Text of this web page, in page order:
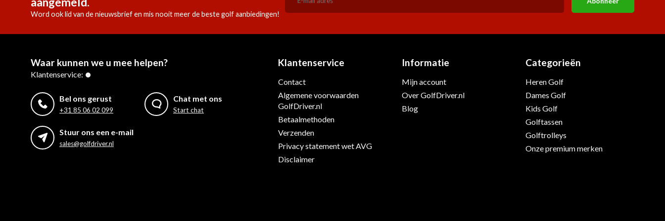
Word ook lid van de nieuwsbrief en mis nooit meer de beste golf aanbiedingen!
Waar kunnen we u mee helpen?
Klantenservice:
Bel ons gerust
+31 85 06 02 099
Chat met ons
Start chat
Stuur ons een e-mail
sales@golfdriver.nl
Klantenservice
Contact
Algemene voorwaarden
GolfDriver.nl
Betaalmethoden
Verzenden
Privacy statement wet AVG
Disclaimer
Informatie
Mijn account
Over GolfDriver.nl
Blog
Categorieën
Heren Golf
Dames Golf
Kids Golf
Golftassen
Golftrolleys
Onze premium merken